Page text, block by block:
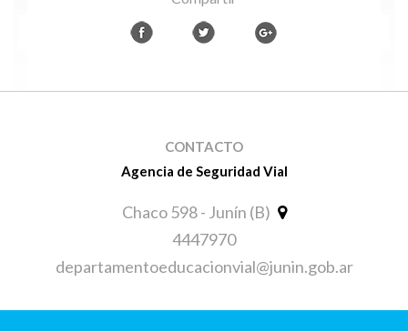
CONTACTO
Agencia de Seguridad Vial
Chaco 598 - Junín (B)
4447970
departamentoeducacionvial@junin.gob.ar